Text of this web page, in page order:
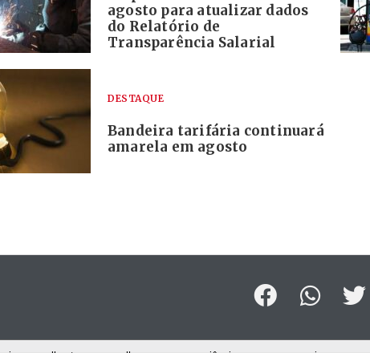
agosto para atualizar dados
do Relatório de
Transparência Salarial
DESTAQUE
Bandeira tarifária continuará
amarela em agosto